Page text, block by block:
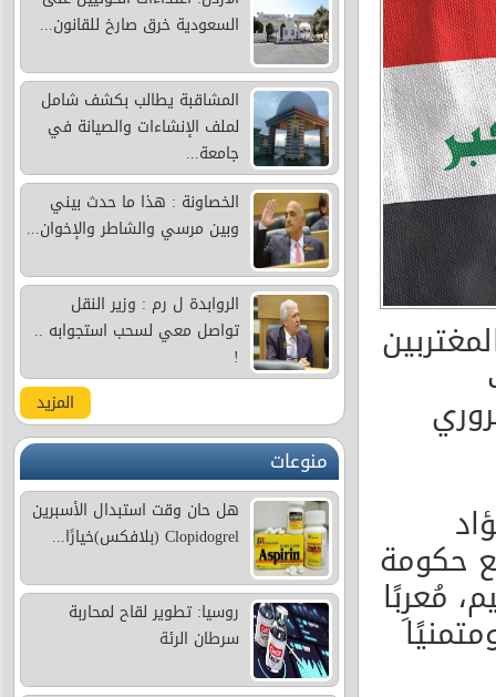
حكومة
مُعرِبًا
السعودية خرق صارخ للقانون...
المشاقبة يطالب بكشف شامل
لملف الإنشاءات والصيانة في
جامعة...
الخصاونة : هذا ما حدث بيني
وبين مرسي والشاطر والإخوان...
الروابدة ل رم : وزير النقل
تواصل معي لسحب استجوابه ..
!
المزيد
منوعات
هل حان وقت استبدال الأسبرين
Clopidogrel (بلافكس)خيارًا...
روسيا: تطوير لقاح لمحاربة
سرطان الرئة